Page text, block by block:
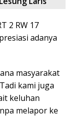
2 RW 17
adanya
masyarakat
kami juga
keluhan
melapor ke